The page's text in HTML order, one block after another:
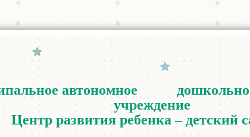
автономное
учреждение
развития ребенка –детский